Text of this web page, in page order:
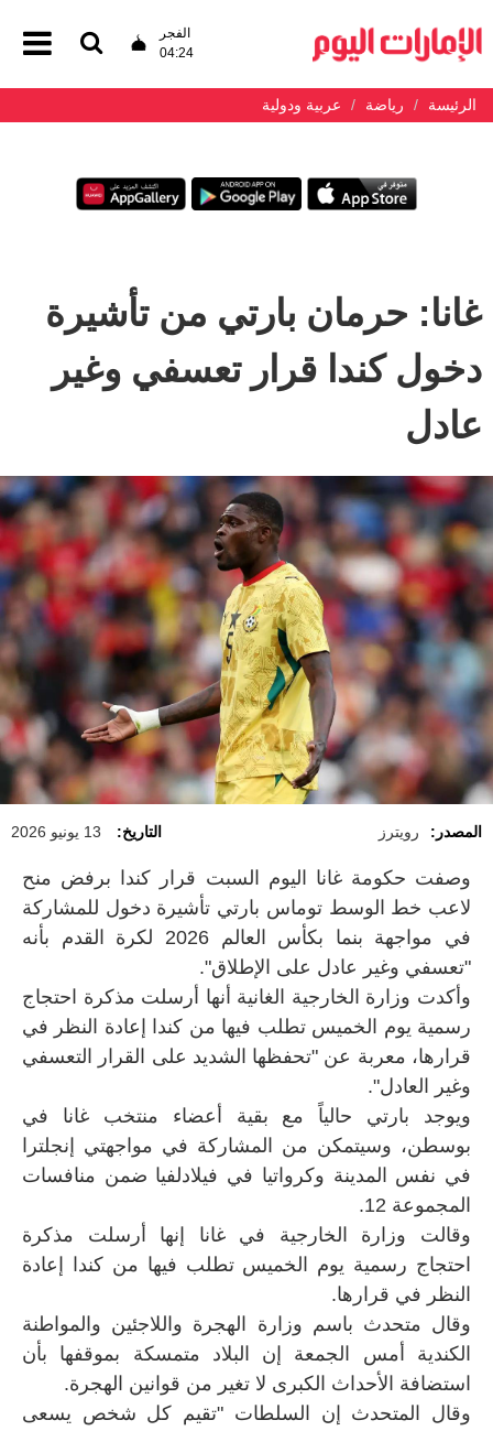
الفجر
04:24
الرئيسة رياضة عربية ودولية
غانا: حرمان بارتي من تأشيرة
دخول كندا قرار تعسفي وغير
عادل
المصدر: رويترز التاريخ: 13 يونيو 2026
وصفت حكومة غانا اليوم السبت قرار كندا برفض منح
لاعب خط الوسط ‌توماس بارتي تأشيرة دخول للمشاركة
في مواجهة بنما بكأس العالم 2026 لكرة القدم بأنه
"تعسفي وغير عادل على الإطلاق".
وأكدت وزارة الخارجية الغانية أنها ‌أرسلت مذكرة احتجاج
رسمية يوم الخميس تطلب فيها من ‌كندا إعادة النظر في
قرارها، معربة عن "تحفظها الشديد على القرار التعسفي
وغير العادل".
ويوجد بارتي حالياً مع بقية أعضاء منتخب غانا في
بوسطن، ‌وسيتمكن من المشاركة في مواجهتي إنجلترا
في نفس المدينة وكرواتيا في فيلادلفيا ضمن منافسات
المجموعة 12.
وقالت وزارة الخارجية في غانا إنها ‌أرسلت مذكرة
احتجاج رسمية يوم الخميس تطلب فيها من ‌كندا إعادة
النظر في قرارها.
وقال متحدث باسم وزارة الهجرة واللاجئين والمواطنة
الكندية أمس الجمعة إن ⁠البلاد متمسكة ⁠بموقفها بأن
استضافة الأحداث الكبرى لا تغير من قوانين الهجرة.
وقال المتحدث إن السلطات "تقيم كل شخص يسعى